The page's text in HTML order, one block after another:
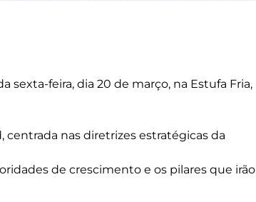
sexta-feira, dia 20 de março, na Estufa Fria,
nas diretrizes estratégicas da
de crescimento e os pilares que irão